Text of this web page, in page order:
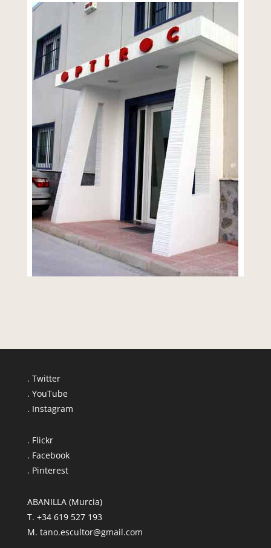
. Twitter
. YouTube
. Instagram
. Flickr
. Facebook
. Pinterest
ABANILLA (Murcia)
T. +34 619 527 193
M. tano.escultor@gmail.com